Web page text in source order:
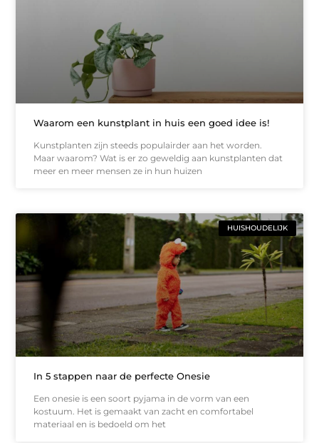
Waarom een kunstplant in huis een goed idee is!
Kunstplanten zijn steeds populairder aan het worden.
Maar waarom? Wat is er zo geweldig aan kunstplanten dat
meer en meer mensen ze in hun huizen
HUISHOUDELIJK
In 5 stappen naar de perfecte Onesie
Een onesie is een soort pyjama in de vorm van een
kostuum. Het is gemaakt van zacht en comfortabel
materiaal en is bedoeld om het